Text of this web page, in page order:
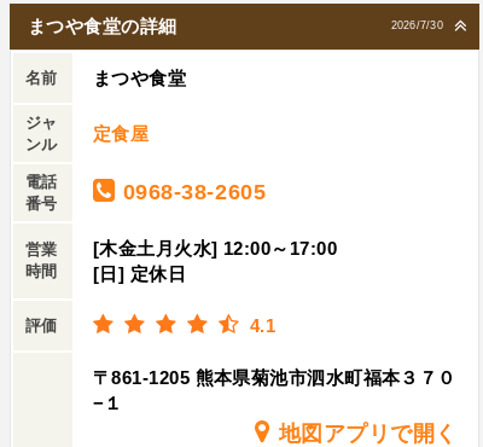
が、多分、私が真似したとしても何かが違うんだ
ろうなー。笑なのでここでしか食べられん魅惑の
カレースープ味、また食べに行きたいです！
2026/7/30
まつや食堂の詳細
名前 まつや食堂
ジャ
ンル
定食屋
電話
番号
0968-38-2605
営業
時間
[木金土月火水] 12:00～17:00
[日] 定休日
評価 4.1
〒861-1205 熊本県菊池市泗水町福本３７０
−１
地図アプリで開く